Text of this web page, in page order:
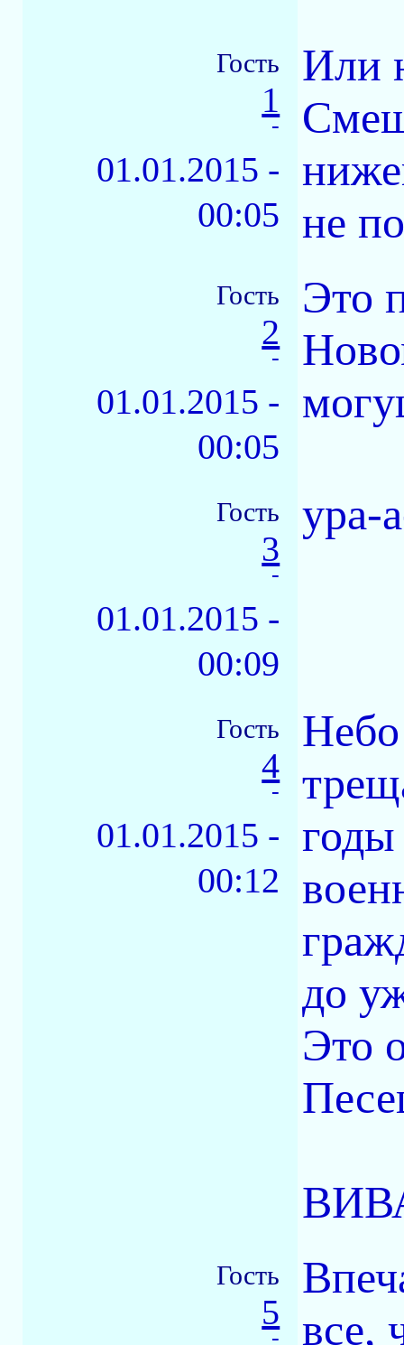
Гость
1
-
01.01.2015 -
00:05
Или
не
Гость
2
-
01.01.2015 -
00:05
Это
Гость
3
-
01.01.2015 -
00:09
ура-
Гость
4
-
01.01.2015 -
00:12
годы
до
Это
Гость
5
-
все,